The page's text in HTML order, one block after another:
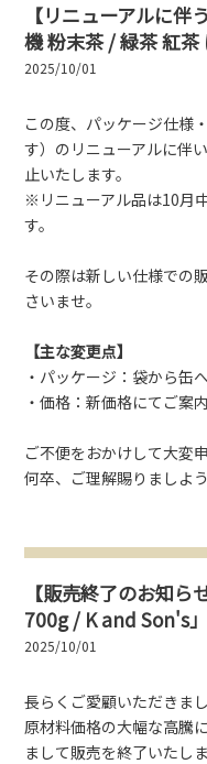
【リニューアルに
機 粉末茶 / 緑茶 紅
2025/10/01
この度、パッケージ仕様
す）のリニューアルに伴
止いたします。
※リニューアル品は10月
す。
その際は新しい仕様での
さいませ。
【主な変更点】
・パッケージ：袋から缶
・価格：新価格にてご案
ご不便をおかけして大変
何卒、ご理解賜りましよ
【販売終了のお知
700g / K and Son's」
2025/10/01
長らくご愛顧いただきま
原材料価格の大幅な高騰
まして販売を終了いたしま